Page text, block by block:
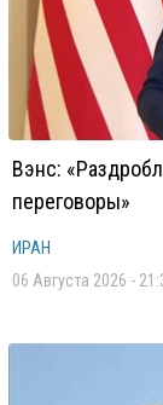
Вэнс:
переговоры»
ИРАН
06 Августа 2026 -